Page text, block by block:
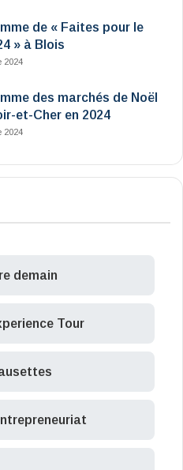
de « Faites pour le
» à Blois
2024
des marchés de Noël
et-Cher en 2024
2024
demain
Tour